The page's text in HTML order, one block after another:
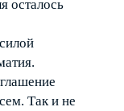
осталось
Так и не